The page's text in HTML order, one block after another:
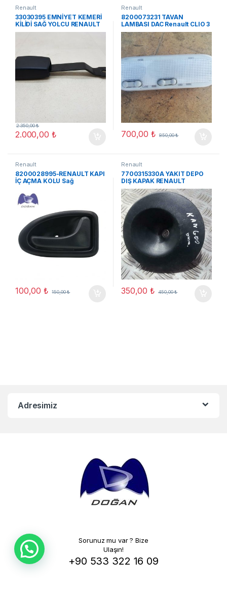
Renault
33030395 EMNİYET KEMERİ
KİLİDİ SAĞ YOLCU RENAULT
CLIO 05-12
2.000,00 ₺
2.350,00₺
Renault
8200073231 TAVAN
LAMBASI DAC Renault CLIO 3
700,00₺ 850,00₺
Renault
8200028995-RENAULT KAPI
İÇ AÇMA KOLU Sağ
100,00₺ 150,00₺
Renault
7700315330A YAKIT DEPO
DIŞ KAPAK RENAULT
KANGOO 2004 ORJ ÇIKMA
350,00₺ 450,00₺
Adresimiz
Sorunuz mu var ? Bize
Ulaşın!
+90 533 322 16 09